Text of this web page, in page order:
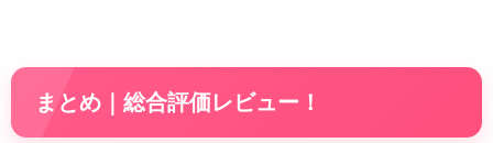
まとめ｜総合評価レビュー！